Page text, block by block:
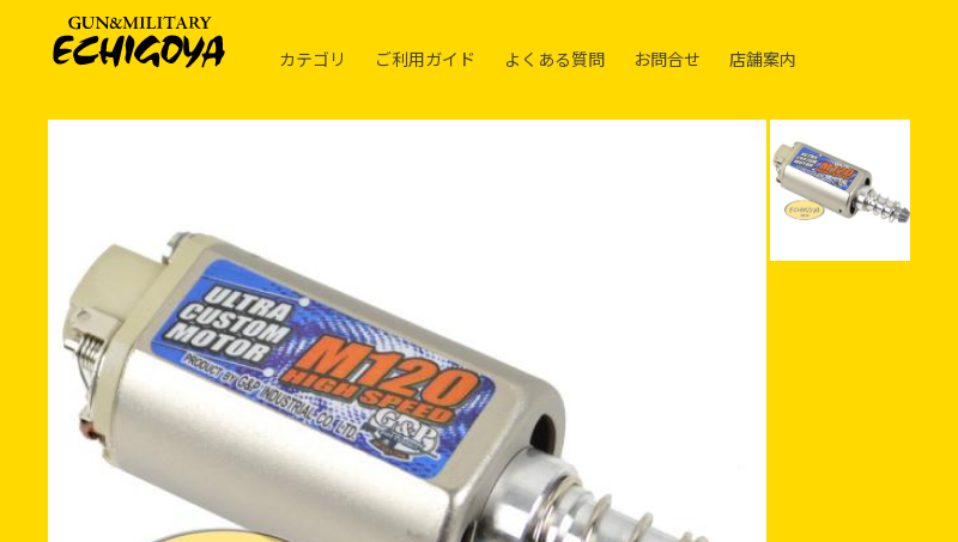
カテゴリ ご利用ガイド よくある質問 お問合せ 店舗案内